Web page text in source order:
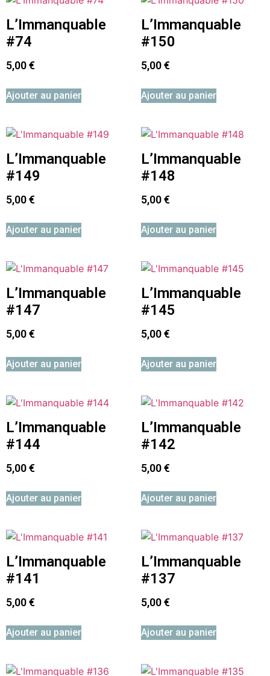
L’Immanquable
#74
5,00€
Ajouter au panier
L’Immanquable
#150
5,00€
Ajouter au panier
L’Immanquable
#149
5,00€
Ajouter au panier
L’Immanquable
#148
5,00€
Ajouter au panier
L’Immanquable
#147
5,00€
Ajouter au panier
L’Immanquable
#145
5,00€
Ajouter au panier
L’Immanquable
#144
5,00€
Ajouter au panier
L’Immanquable
#142
5,00€
Ajouter au panier
L’Immanquable
#141
5,00€
Ajouter au panier
L’Immanquable
#137
5,00€
Ajouter au panier